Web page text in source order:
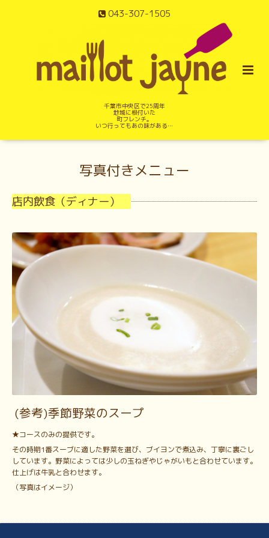
043-307-1505
千葉市中央区で25周年
地域に根付いた
町フレンチ。
いつ行ってもあの味がある…
写真付きメニュー
店内飲食（ディナー）
(参考)季節野菜のスープ
★コースのみの提供です。
その時期1番スーブに適した野菜を選び、ブイヨンで煮込み、丁寧に裏ごし
しています。野菜によっては少しの玉ねぎやじゃがいもと合わせています。
仕上げは牛乳と合わせます。
（写真はイメージ）